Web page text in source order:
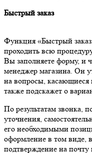
Быстрый заказ
Функция «Быстрый
проходить всю
Вы заполняете форму, и
менеджер магазина. Он
на вопросы, касающиеся
также подскажет о
По результатам звонка,
уточнения,
его необходимыми
оформление в том виде,
подтверждение на